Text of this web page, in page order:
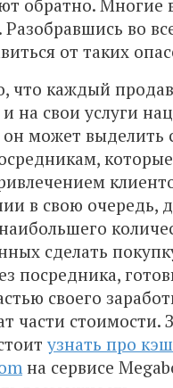
обратно. Многие
Разобравшись во
от таких
что каждый
на свои услуги
может выделить
в свою очередь,
сделать
посредника,
своего
части стоимости.
узнать про
на сервисе